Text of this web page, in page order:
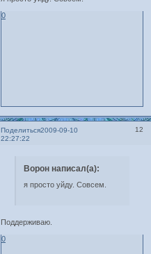
0
Поделиться 12
2009-09-10
22:27:22
Ворон написал(а):
я просто уйду. Совсем.
Поддерживаю.
0